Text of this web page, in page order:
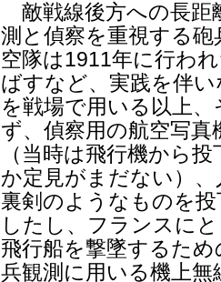
敵戦線後方への長距
測と偵察を重視する
空隊は1911年に行わ
ばすなど、実践を伴
を戦場で用いる以上
ず、偵察用の航空写真
（当時は飛行機から
か定見がまだない）
裏剣のようなものを
したし、フランスに
飛行船を撃墜するた
兵観測に用いる機上